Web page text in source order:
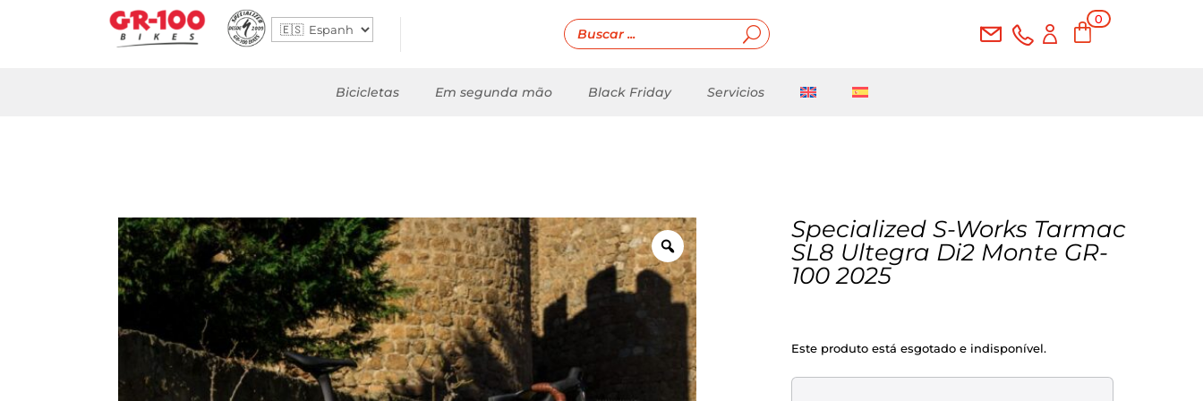
0
Bicicletas Em segunda mão Black Friday Servicios
Specialized S-Works Tarmac
SL8 Ultegra Di2 Monte GR-
100 2025
Este produto está esgotado e indisponível.